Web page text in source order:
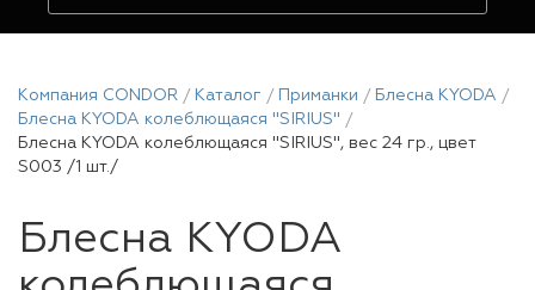
Компания CONDOR Каталог Приманки
Блесна KYODA
Блесна KYODA колеблющаяся "SIRIUS"
Блесна KYODA колеблющаяся "SIRIUS", вес 24 гр., цвет
S003 /1 шт./
Блесна KYODA